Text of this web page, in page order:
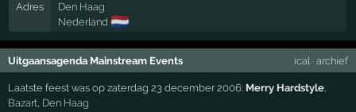
Adres
Den Haag
Nederland 🇳🇱
Uitgaansagenda Mainstream Events ical · archief
Laatste feest was op zaterdag 23 december 2006: Merry Hardstyle
Bazart Den Haag